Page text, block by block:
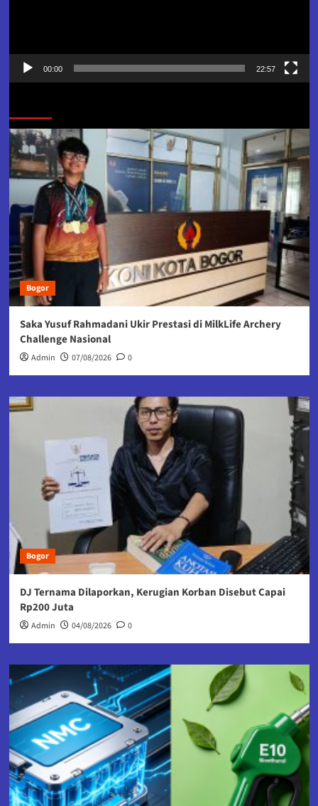
00:00 22:57
Bogor
Saka Yusuf Rahmadani Ukir Prestasi di MilkLife Archery
Challenge Nasional
Admin 07/08/2026 0
Bogor
DJ Ternama Dilaporkan, Kerugian Korban Disebut Capai
Rp200 Juta
Admin 04/08/2026 0